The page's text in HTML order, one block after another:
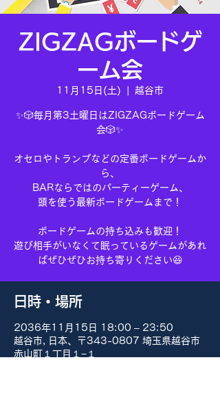
ZIGZAGボードゲ
ーム会
11月15日(土) 越谷市
✨🎲毎月第3土曜日はZIGZAGボードゲーム
会🎲✨
オセロやトランプなどの定番ボードゲームか
ら、
BARならではのパーティーゲーム、
頭を使う最新ボードゲームまで！
ボードゲームの持ち込みも歓迎！
遊び相手がいなくて眠っているゲームがあれ
ばぜひぜひお持ち寄りください😆
日時・場所
2036年11月15日 18:00 – 23:50
越谷市, 日本、〒343-0807 埼玉県越谷市
赤山町１丁目１−１